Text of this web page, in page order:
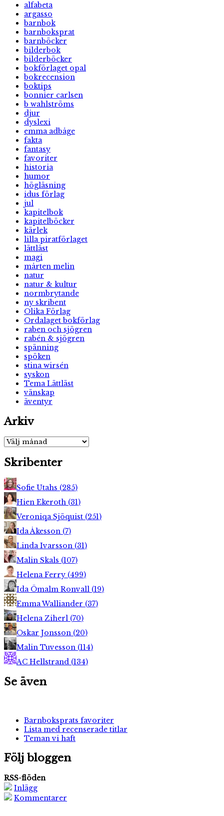
alfabeta
argasso
barnbok
barnboksprat
barnböcker
bilderbok
bilderböcker
bokförlaget opal
bokrecension
boktips
bonnier carlsen
b wahlströms
djur
dyslexi
emma adbåge
fakta
fantasy
favoriter
historia
humor
högläsning
idus förlag
jul
kapitelbok
kapitelböcker
kärlek
lilla piratförlaget
lättläst
magi
mårten melin
natur
natur & kultur
normbrytande
ny skribent
Olika Förlag
Ordalaget bokförlag
raben och sjögren
rabén & sjögren
spänning
spöken
stina wirsén
syskon
Tema Lättläst
vänskap
äventyr
Arkiv
Arkiv
Skribenter
Sofie Utahs (285)
Hien Ekeroth (31)
Veroniqa Sjöquist (251)
Ida Åkesson (7)
Linda Ivarsson (31)
Malin Skals (107)
Helena Ferry (499)
Ida Ömalm Ronvall (19)
Emma Walliander (37)
Helena Ziherl (70)
Oskar Jonsson (20)
Malin Tuvesson (114)
AC Hellstrand (134)
Se även
Barnboksprats favoriter
Lista med recenserade titlar
Teman vi haft
Följ bloggen
RSS-flöden
Inlägg
Kommentarer